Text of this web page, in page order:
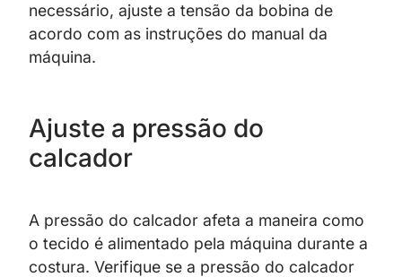
necessário, ajuste a tensão da bobina de
acordo com as instruções do manual da
máquina.
Ajuste a pressão do
calcador
A pressão do calcador afeta a maneira como
o tecido é alimentado pela máquina durante a
costura. Verifique se a pressão do calcador